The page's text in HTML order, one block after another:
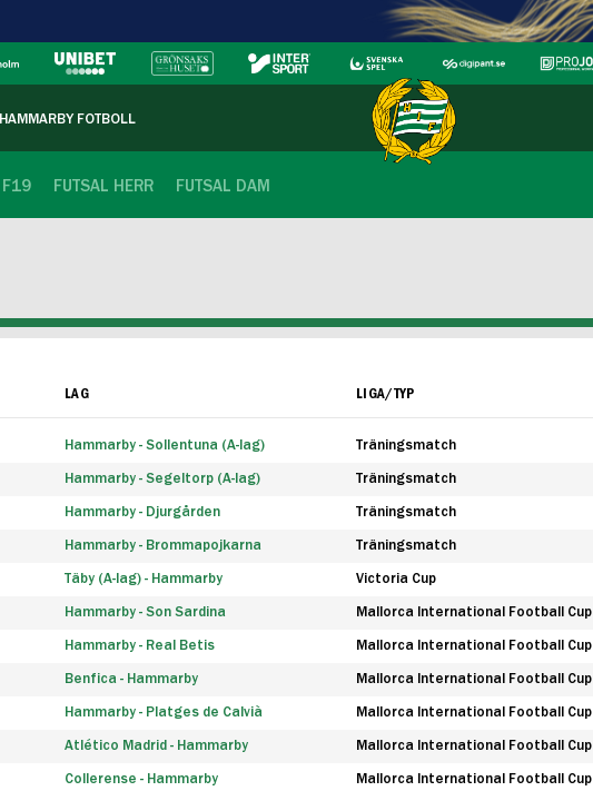
HAMMARBY FOTBOLL
F19 FUTSAL HERR FUTSAL DAM
LAG LIGA/TYP
Hammarby - Sollentuna (A-lag) Träningsmatch
Hammarby - Segeltorp (A-lag) Träningsmatch
Hammarby - Djurgården Träningsmatch
Hammarby - Brommapojkarna Träningsmatch
Täby (A-lag) - Hammarby Victoria Cup
Hammarby - Son Sardina Mallorca International Football Cup
Hammarby - Real Betis Mallorca International Football Cup
Benfica - Hammarby Mallorca International Football Cup
Hammarby - Platges de Calvià Mallorca International Football Cup
Atlético Madrid - Hammarby Mallorca International Football Cup
Collerense - Hammarby Mallorca International Football Cup